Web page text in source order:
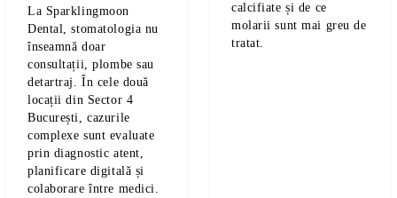
Dental
La Sparklingmoon
Dental, stomatologia nu
înseamnă doar
consultații, plombe sau
detartraj. În cele două
locații din Sector 4
București, cazurile
complexe sunt evaluate
prin diagnostic atent,
planificare digitală și
colaborare între medici.
calcifiate și de ce
molarii sunt mai greu de
tratat.